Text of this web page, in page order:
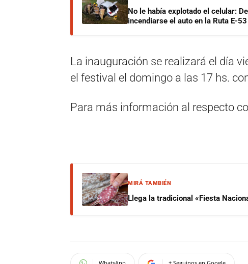
No le había explotado el celular:
incendiarse el auto en la Ruta E-53
La inauguración se realizará el día
el festival el domingo a las 17 hs.
Para más información al respecto
MIRÁ TAMBIÉN
Llega la tradicional «Fiesta